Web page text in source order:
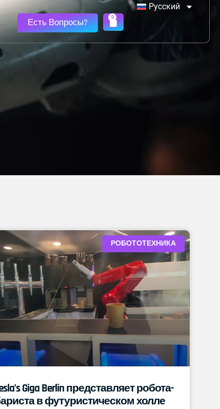
Русский
Есть Вопросы? 0
РОБОТОТЕХНИКА
Giga Berlin представляет робота-
в футуристическом холле